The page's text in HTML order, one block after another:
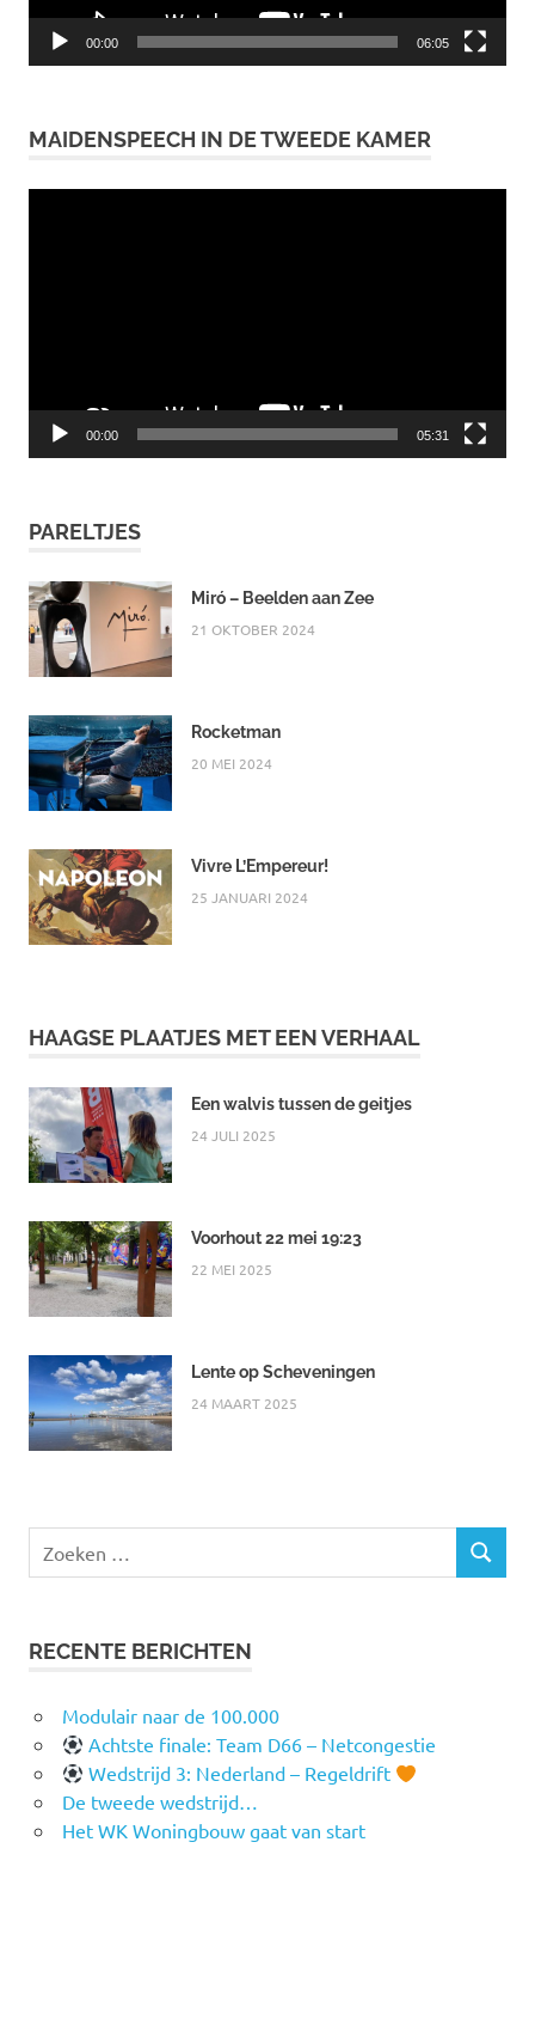
00:00 06:05
MAIDENSPEECH IN DE TWEEDE KAMER
00:00 05:31
PARELTJES
Miró – Beelden aan Zee
21 OKTOBER 2024
Rocketman
20 MEI 2024
Vivre L’Empereur!
25 JANUARI 2024
HAAGSE PLAATJES MET EEN VERHAAL
Een walvis tussen de geitjes
24 JULI 2025
Voorhout 22 mei 19:23
22 MEI 2025
Lente op Scheveningen
24 MAART 2025
naar:
ZOEKEN
RECENTE BERICHTEN
Modulair naar de 100.000
Achtste finale: Team D66 – Netcongestie
Wedstrijd 3: Nederland – Regeldrift
De tweede wedstrijd…
Het WK Woningbouw gaat van start